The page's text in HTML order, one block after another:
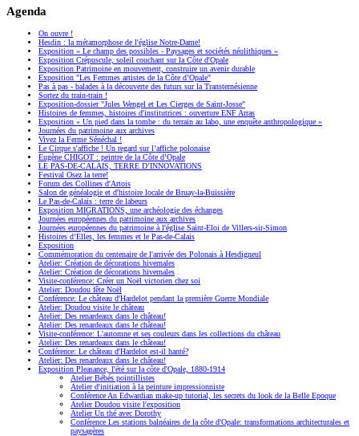
Agenda
On ouvre !
Hesdin : la métamorphose de l'église Notre-Dame!
Exposition « Le champ des possibles - Paysages et sociétés néolithiques »
Exposition Crépuscule, soleil couchant sur la Côte d'Opale
Exposition Patrimoine en mouvement, construire un avenir durable
Exposition "Les Femmes artistes de la Côte d’Opale"
Pas à pas - balades à la découverte des futurs sur la Transternésienne
Sortez du train-train !
Exposition-dossier "Jules Wengel et Les Cierges de Saint-Josse"
Histoires de femmes, histoires d'institutrices : ouverture ENF Arras
Exposition « Un pied dans la tombe : du terrain au labo, une enquête anthropologique »
Journées du patrimoine aux archives
Vivez la Ferme Sénéchal !
Le Cirque s'affiche ! Un regard sur l’affiche polonaise
Eugène CHIGOT : peintre de la Côte d’Opale
LE PAS-DE-CALAIS, TERRE D’INNOVATIONS
Festival Osez la terre!
Forum des Collines d'Artois
Salon de généalogie et d'histoire locale de Bruay-la-Buissière
Le Pas-de-Calais : terre de labeurs
Exposition MIGRATIONS, une archéologie des échanges
Journées européennes du patrimoine aux archives
Journées européennes du patrimoine à l'église Saint-Eloi de Villers-sir-Simon
Histoires d’Elles, les femmes et le Pas-de-Calais
Exposition
Commémoration du centenaire de l'arrivée des Polonais à Hesdigneul
Atelier: Création de décorations hivernales
Atelier: Création de décorations hivernales
Visite-conférence: Créer un Noël victorien chez soi
Atelier: Doudou fête Noël
Conférence: Le château d'Hardelot pendant la première Guerre Mondiale
Atelier: Doudou visite le château
Atelier: Des renardeaux dans le château!
Atelier: Des renardeaux dans le château!
Visite-conférence: L'automne et ses couleurs dans les collections du château
Atelier: Des renardeaux dans le château!
Conférence: Le château d'Hardelot est-il hanté?
Atelier: Des renardeaux dans le château!
Exposition Pleasance, l'été sur la côte d'Opale, 1880-1914
Atelier Bébés pointillistes
Atelier d'initiation à la peinture impressionniste
Conférence An Edwardian make-up tutorial, les secrets du look de la Belle Epoque
Atelier Doudou visite l'exposition
Atelier Un thé avec Dorothy
Conférence Les stations balnéaires de la côte d'Opale: transformations architecturales et
paysagères